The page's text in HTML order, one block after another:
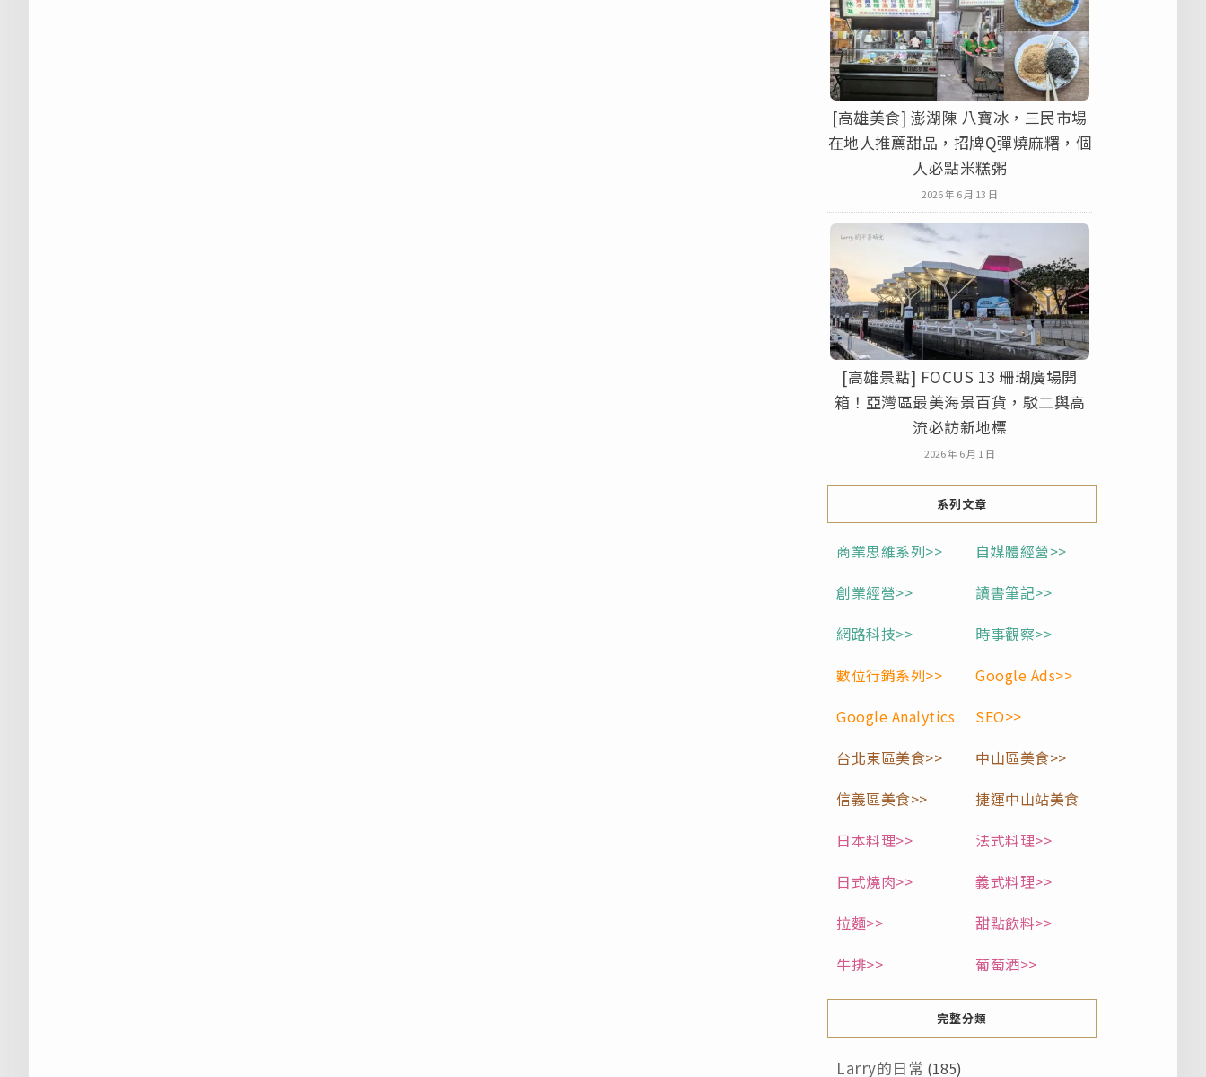
[高雄美食] 澎湖陳 八寶冰，三民市場
在地人推薦甜品，招牌Q彈燒麻糬，個
人必點米糕粥
2026 年 6 月 13 日
[高雄景點] FOCUS 13 珊瑚廣場開
箱！亞灣區最美海景百貨，駁二與高
流必訪新地標
2026 年 6 月 1 日
系列文章
商業思維系列>>
自媒體經營>>
創業經營>>
讀書筆記>>
網路科技>>
時事觀察>>
數位行銷系列>>
Google Ads>>
Google Analytics
SEO>>
台北東區美食>>
中山區美食>>
信義區美食>>
捷運中山站美食
日本料理>>
法式料理>>
日式燒肉>>
義式料理>>
拉麵>>
甜點飲料>>
牛排>>
葡萄酒>>
完整分類
Larry的日常 (185)